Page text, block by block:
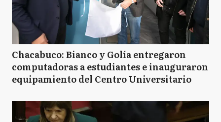
Chacabuco: Bianco y Golía entregaron
computadoras a estudiantes e inauguraron
equipamiento del Centro Universitario